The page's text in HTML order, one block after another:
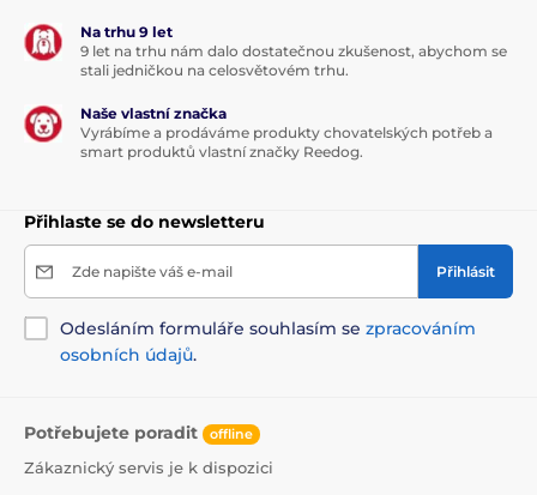
Na trhu 9 let
9 let na trhu nám dalo dostatečnou zkušenost, abychom se
stali jedničkou na celosvětovém trhu.
Naše vlastní značka
Vyrábíme a prodáváme produkty chovatelských potřeb a
smart produktů vlastní značky Reedog.
Přihlaste se do newsletteru
Zde napište váš e-mail Přihlásit
Odesláním formuláře souhlasím se zpracováním
osobních údajů.
Potřebujete poradit offline
Zákaznický servis je k dispozici